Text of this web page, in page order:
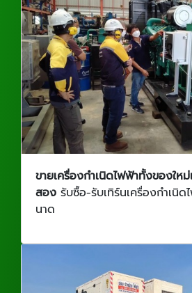
ขายเครื่องกำเนิดไฟฟ้าทั้งของให
สอง รับซื้อ-รับเทิร์นเครื่องกำเนิ
นาด